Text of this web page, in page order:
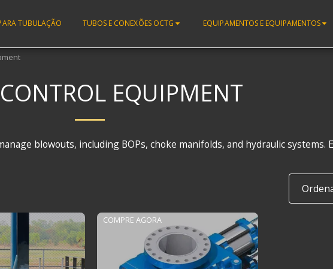
TUBULAÇÃO TUBOS E CONEXÕES OCTG EQUIPAMENTOS E EQUIPAMENTOS
EQUIPMENT
blowouts, including BOPs, choke manifolds, and hydraulic systems.
COMPRE AGORA